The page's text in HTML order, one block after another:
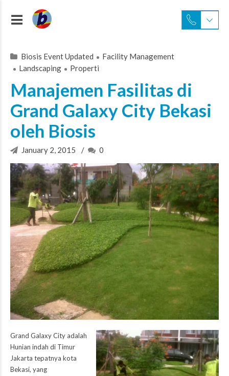
Biosis Event Updated
Facility Management
Landscaping
Properti
Manajemen Fasilitas di
Grand Galaxy City Bekasi
oleh Biosis
January 2, 2015 0
Grand Galaxy City adalah
Hunian indah di Timur
Jakarta tepatnya kota
Bekasi, yang